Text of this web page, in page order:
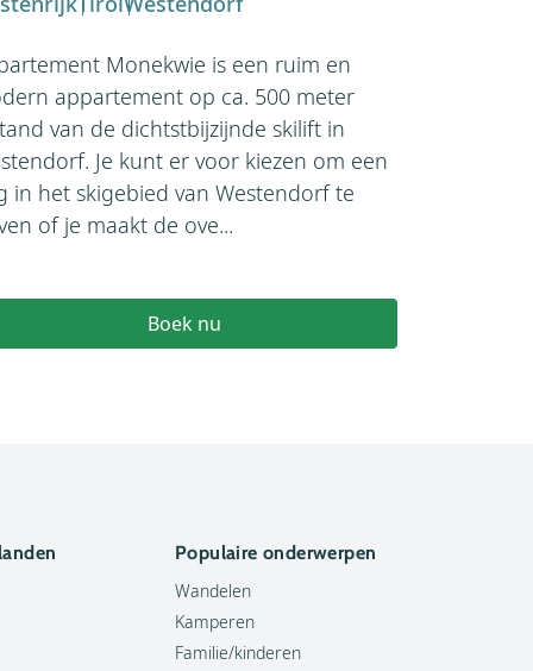
Monekwie is een ruim en
appartement op ca. 500 meter
van de dichtstbijzijnde skilift in
Je kunt er voor kiezen om een
in het skigebied van Westendorf te
of je maakt de ove...
Boek nu
Populaire onderwerpen
Wandelen
Kamperen
Familie/kinderen